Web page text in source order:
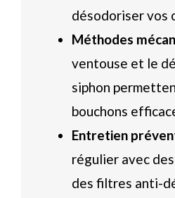
désodoriser vos
Méthodes
ventouse et le
siphon
bouchons
Entretien
régulier avec
des filtres anti-